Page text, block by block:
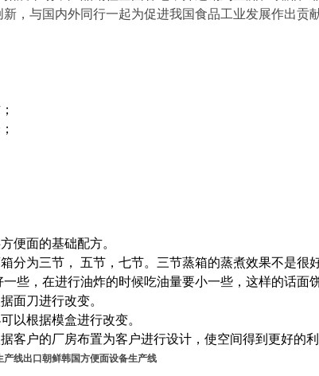
，与国内外同行一起为促进我国食品工业发展作出贡
便面的基础配方。
分为三节， 五节，七节。三节蒸箱的蒸煮效果不是很
些，在进行油炸的时候吃油量要小一些，这样的话面
面刀进行改变。
以根据模盒进行改变。
客户的厂房布置为客户进行设计，使空间得到更好的
产线出口朝鲜韩国方便面设备生产线